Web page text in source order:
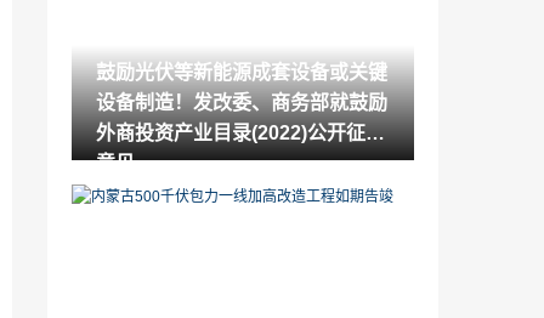
通过审查会议
2022-05-12
安徽金寨抽水蓄能电站受电前电气设备通
过专项质量监督检查
2022-05-12
鼓励光伏等新能源成套设备或关键
设备制造！发改委、商务部就鼓励
外商投资产业目录(2022)公开征求
意见